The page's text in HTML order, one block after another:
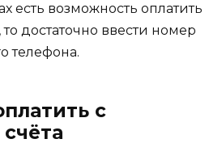
есть возможность оплатить
то достаточно ввести номер
телефона.
с